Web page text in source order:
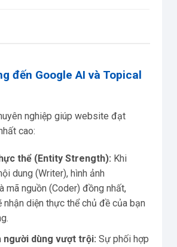
đến Google AI và Topical
nghiệp giúp website đạt
cao:
thể (Entity Strength): Khi
dung (Writer), hình ảnh
mã nguồn (Coder) đồng nhất,
nhận diện thực thể chủ đề của bạn
người dùng vượt trội: Sự phối hợp